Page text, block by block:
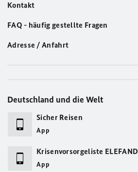
Kontakt
FAQ - häufig gestellte Fragen
Adresse / Anfahrt
Deutschland und die Welt
Sicher Reisen
App
Krisenvorsorgeliste ELEFAND
App